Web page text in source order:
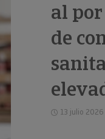
al
de
13 julio 2026